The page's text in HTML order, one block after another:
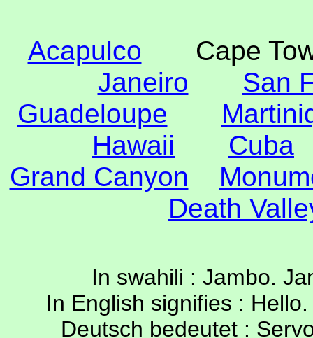
Acapulco Cape
Janeiro
San
Guadeloupe
Hawaii
Cuba
Grand Canyon
Death
In swahili : Jambo.
In English signifies :
Deutsch bedeutet :